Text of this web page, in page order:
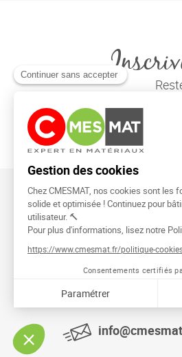
CMESMAT
91026 EVRY